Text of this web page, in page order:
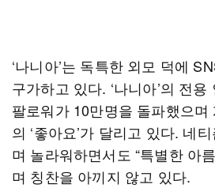
‘나니아’는 독특한 외모 덕에
구가하고 있다. ‘나니아’의 전
팔로워가 10만명을 돌파했으며
의 ‘좋아요’가 달리고 있다. 네
며 놀라워하면서도 “특별한 아
며 칭찬을 아끼지 않고 있다.